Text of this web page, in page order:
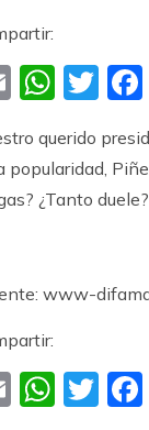
Email
querido
popularidad,
¿Tanto duele?
www-
Email